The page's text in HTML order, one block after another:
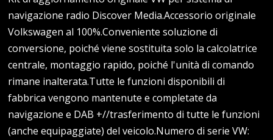
navigazione radio Discover Media.Accessorio originale
Volkswagen al 100%.Conveniente soluzione di
conversione, poiché viene sostituita solo la calcolatrice
centrale, montaggio rapido, poiché l'unità di comando
rimane inalterata.Tutte le funzioni disponibili di
fabbrica vengono mantenute e completate da
navigazione e DAB +//trasferimento di tutte le funzioni
(anche equipaggiate) del veicolo.Numero di serie VW: